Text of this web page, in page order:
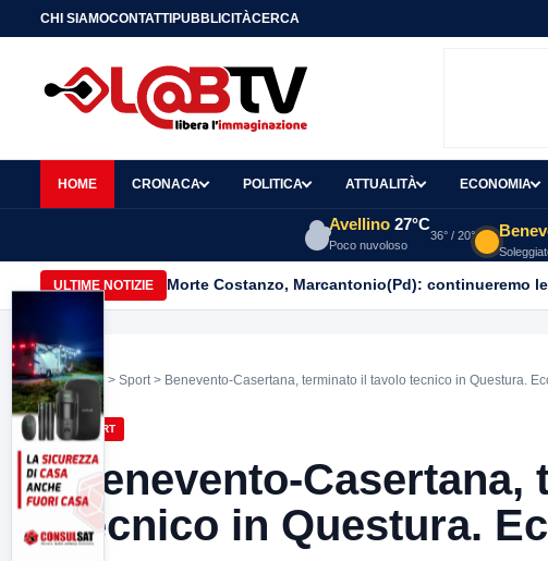
CHI SIAMOCONTATTIPUBBLICITÀCERCA
HOME CRONACA POLITICA ATTUALITÀ ECONOMIA
Avellino 27°C
Poco nuvoloso
36° / 20°
ULTIME NOTIZIE Morte Costanzo, Marcantonio(Pd): continueremo
Home > Sport> Benevento-Casertana, terminato il tavolo tecnico in Questura.
SPORT
Benevento-
tecnico in Questura.